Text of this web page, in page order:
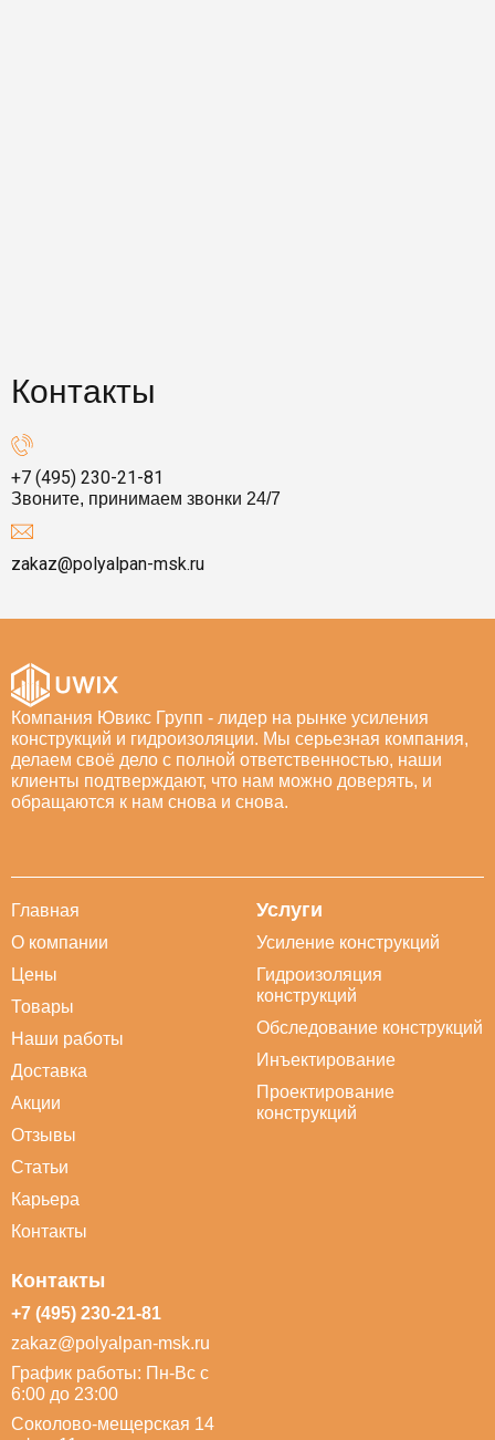
Контакты
+7 (495) 230-21-81
Звоните, принимаем звонки 24/7
zakaz@polyalpan-msk.ru
Компания Ювикс Групп - лидер на рынке усиления
конструкций и гидроизоляции. Мы серьезная компания,
делаем своё дело с полной ответственностью, наши
клиенты подтверждают, что нам можно доверять, и
обращаются к нам снова и снова.
Главная
О компании
Цены
Товары
Наши работы
Доставка
Акции
Отзывы
Статьи
Карьера
Контакты
Услуги
Усиление конструкций
Гидроизоляция
конструкций
Обследование конструкций
Инъектирование
Проектирование
конструкций
Контакты
+7 (495) 230-21-81
zakaz@polyalpan-msk.ru
График работы: Пн-Вс с
6:00 до 23:00
Соколово-мещерская 14